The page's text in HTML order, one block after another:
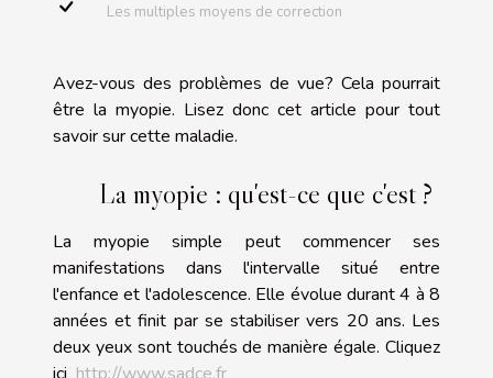
Les multiples moyens de correction
Avez-vous des problèmes de vue? Cela pourrait
être la myopie. Lisez donc cet article pour tout
savoir sur cette maladie.
La myopie : qu'est-ce que c'est ?
La myopie simple peut commencer ses
manifestations dans l'intervalle situé entre
l'enfance et l'adolescence. Elle évolue durant 4 à 8
années et finit par se stabiliser vers 20 ans. Les
deux yeux sont touchés de manière égale. Cliquez